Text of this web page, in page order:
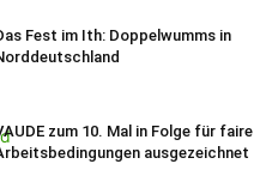
Fest im Ith: Doppelwumms in
zum 10. Mal in Folge für faire
ausgezeichnet